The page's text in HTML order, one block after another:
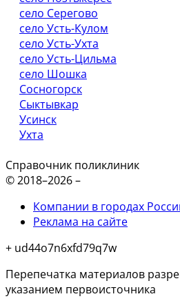
село Серегово
село Усть-Кулом
село Усть-Ухта
село Усть-Цильма
село Шошка
Сосногорск
Сыктывкар
Усинск
Ухта
Справочник поликлиник
© 2018–2026 –
Компании в городах
Реклама на сайте
+ ud44o7n6xfd79q7w
Перепечатка материалов
указанием первоисточника